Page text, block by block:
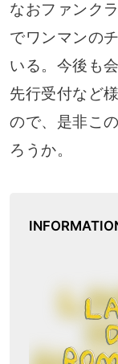
なおファンク
でワンマンの
いる。今後も
先行受付など
ので、是非こ
ろうか。